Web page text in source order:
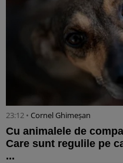
23:12 • Cornel Ghimeșan
Cu animalele de
Care sunt regulile pe
...